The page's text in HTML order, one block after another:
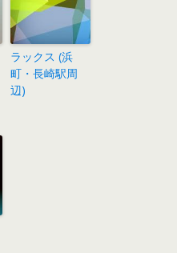
ラックス (浜
町・長崎駅周
辺)